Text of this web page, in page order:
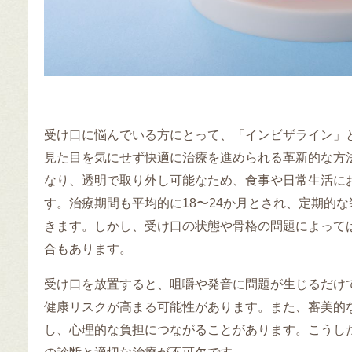
受け口に悩んでいる方にとって、「インビザライン
見た目を気にせず快適に治療を進められる革新的な
なり、透明で取り外し可能なため、食事や日常生活
す。治療期間も平均的に18〜24か月とされ、定期的
きます。しかし、受け口の状態や骨格の問題によっ
合もあります。
受け口を放置すると、咀嚼や発音に問題が生じるだ
健康リスクが高まる可能性があります。また、審美
し、心理的な負担につながることがあります。こう